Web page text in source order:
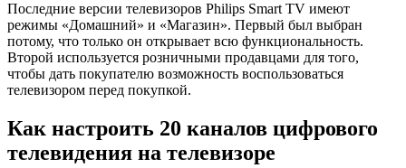
Последние версии телевизоров Philips Smart TV имеют
режимы «Домашний» и «Магазин». Первый был выбран
потому, что только он открывает всю функциональность.
Второй используется розничными продавцами для того,
чтобы дать покупателю возможность воспользоваться
телевизором перед покупкой.
Как настроить 20 каналов цифрового
телевидения на телевизоре